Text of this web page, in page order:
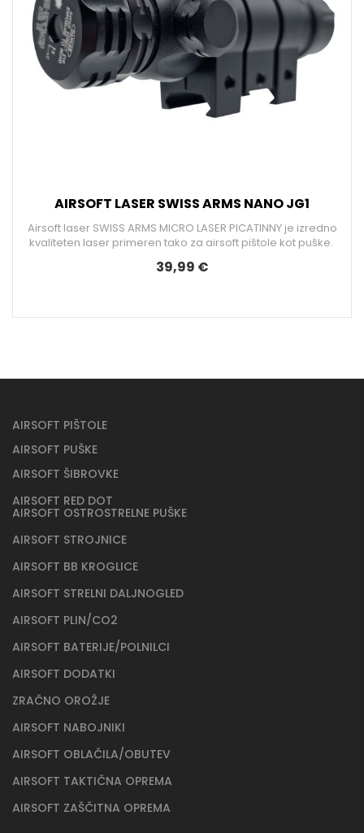
AIRSOFT LASER SWISS ARMS NANO JG1
Airsoft laser SWISS ARMS MICRO LASER PICATINNY je izredno
kvaliteten laser primeren tako za airsoft pištole kot puške.
39,99 €
AIRSOFT PIŠTOLE
AIRSOFT PUŠKE
AIRSOFT ŠIBROVKE
AIRSOFT RED DOT
AIRSOFT OSTROSTRELNE PUŠKE
AIRSOFT STROJNICE
AIRSOFT BB KROGLICE
AIRSOFT STRELNI DALJNOGLED
AIRSOFT PLIN/CO2
AIRSOFT BATERIJE/POLNILCI
AIRSOFT DODATKI
ZRAČNO OROŽJE
AIRSOFT NABOJNIKI
AIRSOFT OBLAČILA/OBUTEV
AIRSOFT TAKTIČNA OPREMA
AIRSOFT ZAŠČITNA OPREMA